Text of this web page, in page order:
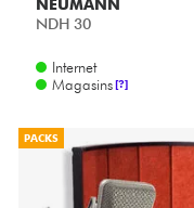
NEUMANN
NDH 30
Internet
Magasins [?]
PACKS